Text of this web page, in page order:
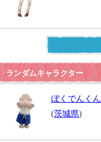
ランダムキャラクター
ぼくでんくん
(茨城県)